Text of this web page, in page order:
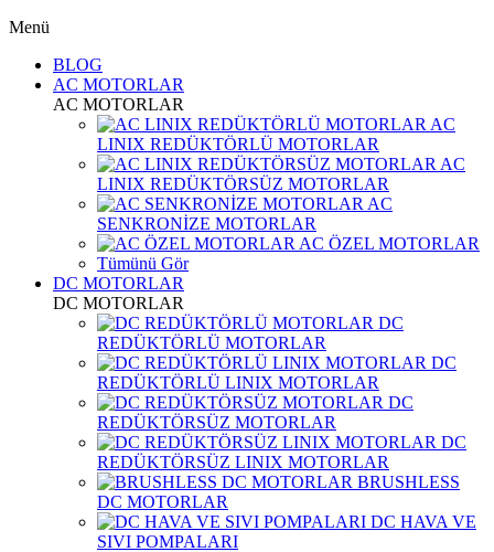
Menü
BLOG
AC MOTORLAR
AC MOTORLAR
AC
LINIX REDÜKTÖRLÜ MOTORLAR
AC
LINIX REDÜKTÖRSÜZ MOTORLAR
AC
SENKRONİZE MOTORLAR
AC ÖZEL MOTORLAR
Tümünü Gör
DC MOTORLAR
DC MOTORLAR
DC
REDÜKTÖRLÜ MOTORLAR
DC
REDÜKTÖRLÜ LINIX MOTORLAR
DC
REDÜKTÖRSÜZ MOTORLAR
DC
REDÜKTÖRSÜZ LINIX MOTORLAR
BRUSHLESS
DC MOTORLAR
DC HAVA VE
SIVI POMPALARI